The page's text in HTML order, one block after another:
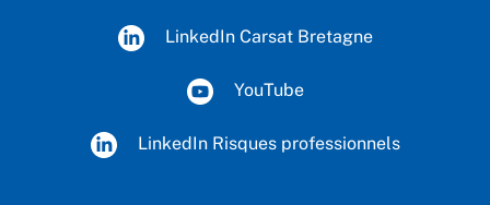
LinkedIn Carsat Bretagne
YouTube
LinkedIn Risques professionnels